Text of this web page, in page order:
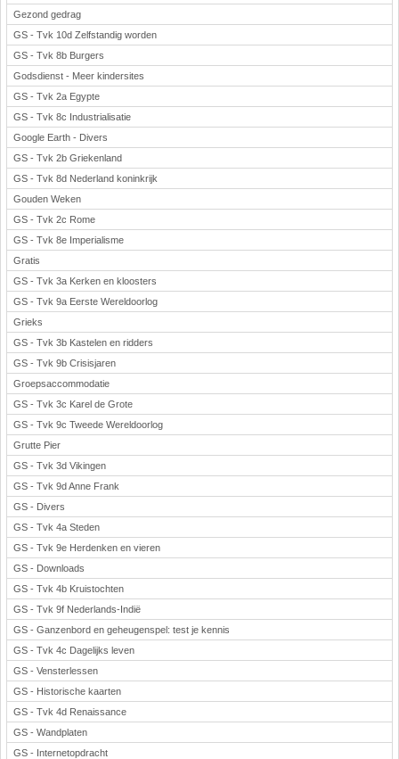
Gezond gedrag
GS - Tvk 10d Zelfstandig worden
GS - Tvk 8b Burgers
Godsdienst - Meer kindersites
GS - Tvk 2a Egypte
GS - Tvk 8c Industrialisatie
Google Earth - Divers
GS - Tvk 2b Griekenland
GS - Tvk 8d Nederland koninkrijk
Gouden Weken
GS - Tvk 2c Rome
GS - Tvk 8e Imperialisme
Gratis
GS - Tvk 3a Kerken en kloosters
GS - Tvk 9a Eerste Wereldoorlog
Grieks
GS - Tvk 3b Kastelen en ridders
GS - Tvk 9b Crisisjaren
Groepsaccommodatie
GS - Tvk 3c Karel de Grote
GS - Tvk 9c Tweede Wereldoorlog
Grutte Pier
GS - Tvk 3d Vikingen
GS - Tvk 9d Anne Frank
GS - Divers
GS - Tvk 4a Steden
GS - Tvk 9e Herdenken en vieren
GS - Downloads
GS - Tvk 4b Kruistochten
GS - Tvk 9f Nederlands-Indië
GS - Ganzenbord en geheugenspel: test je kennis
GS - Tvk 4c Dagelijks leven
GS - Vensterlessen
GS - Historische kaarten
GS - Tvk 4d Renaissance
GS - Wandplaten
GS - Internetopdracht